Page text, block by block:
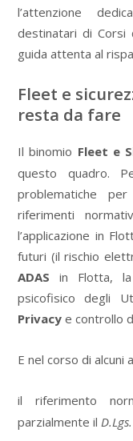
l’attenzione
destinatari di Corsi
guida attenta al
Fleet e
resta da fare
Il binomio Fleet e
questo quadro.
problematiche
riferimenti
l’applicazione in
futuri (il rischio
ADAS in Flotta, la
psicofisico degli
Privacye controllo
E nel corso di alcuni
il riferimento
parzialmente il